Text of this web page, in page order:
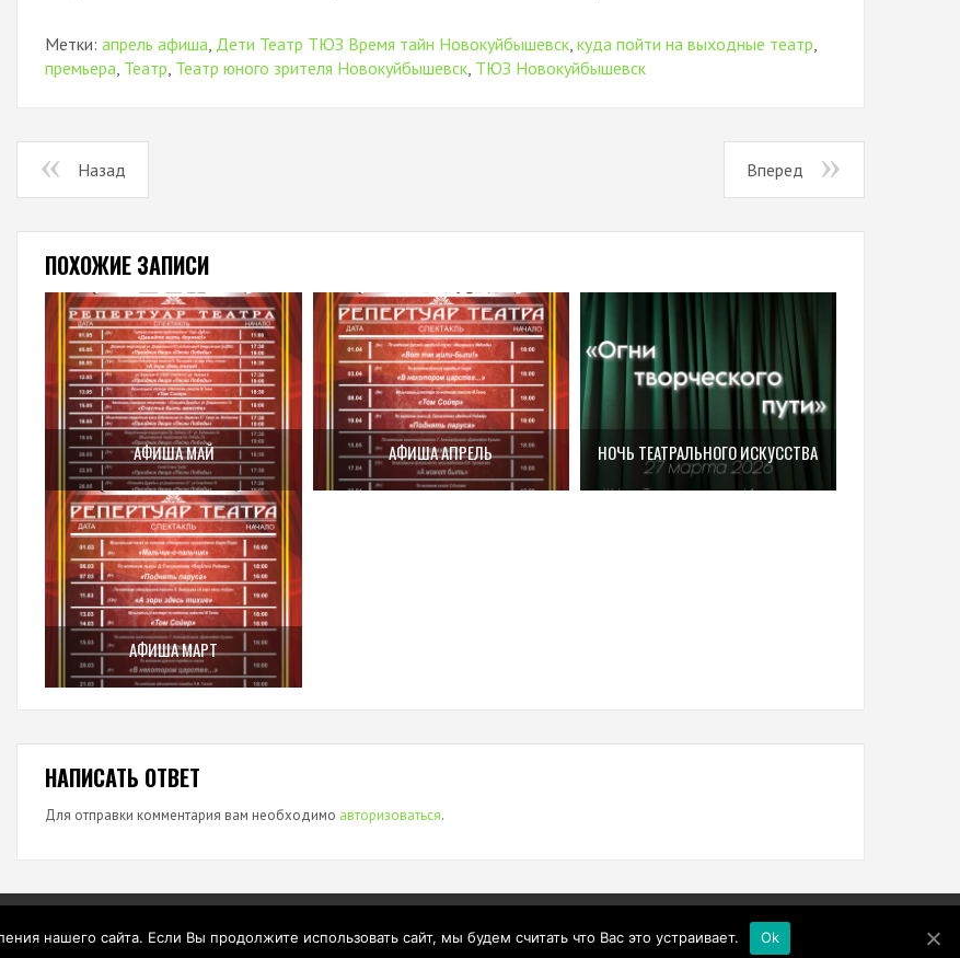
Метки:апрель афиша, Дети Театр ТЮЗ Время тайн Новокуйбышевск,куда пойти на выходные театр,
премьера, Театр, Театр юного зрителя Новокуйбышевск, ТЮЗ Новокуйбышевск
Назад Вперед
ПОХОЖИЕ ЗАПИСИ
АФИША МАЙ АФИША АПРЕЛЬ НОЧЬ ТЕАТРАЛЬНОГО ИСКУССТВА
АФИША МАРТ
НАПИСАТЬ ОТВЕТ
Для отправки комментария вам необходимо авторизоваться.
нашего сайта. Если Вы продолжите использовать сайт, мы будем считать что Вас это устраивает. Ok